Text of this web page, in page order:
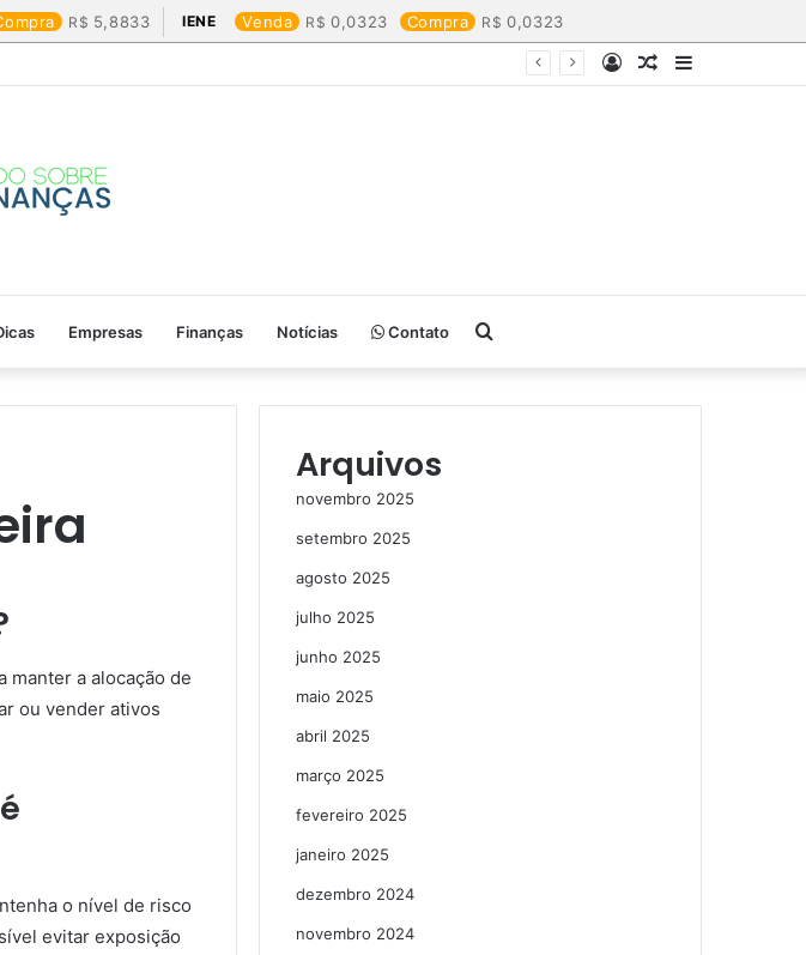
5,8833 IENE Venda 0,0323 Compra 0,0323
a pena
Barra
Artigo
Entrar
Empresas Finanças Notícias Contato Procurar
por
manter a alocação de
ou vender ativos
o nível de risco
evitar exposição
Arquivos
novembro 2025
setembro 2025
agosto 2025
julho 2025
junho 2025
maio 2025
abril 2025
março 2025
fevereiro 2025
janeiro 2025
dezembro 2024
novembro 2024